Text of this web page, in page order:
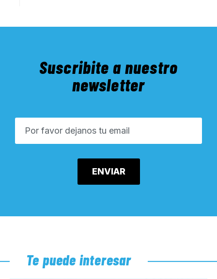
Suscribite a nuestro
newsletter
Te puede interesar